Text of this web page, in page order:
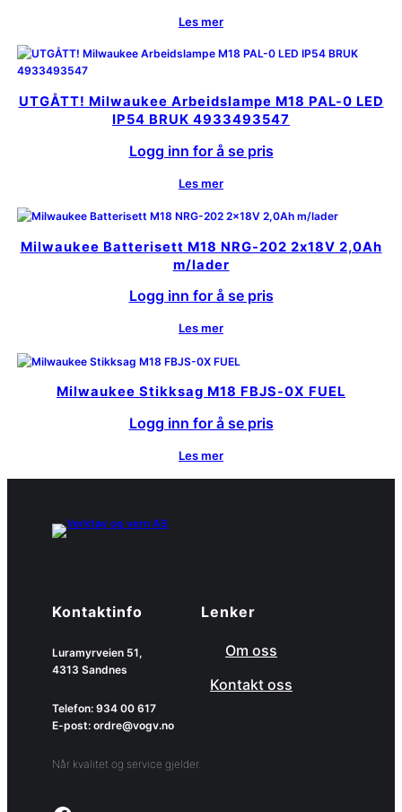
Les mer
UTGÅTT! Milwaukee Arbeidslampe M18 PAL-0 LED
IP54 BRUK 4933493547
Logg inn for å se pris
Les mer
Milwaukee Batterisett M18 NRG-202 2x18V 2,0Ah
m/lader
Logg inn for å se pris
Les mer
Milwaukee Stikksag M18 FBJS-0X FUEL
Logg inn for å se pris
Les mer
Kontaktinfo
Luramyrveien 51,
4313 Sandnes
Telefon: 934 00 617
E-post: ordre@vogv.no
Når kvalitet og service gjelder.
Lenker
Om oss
Kontakt oss